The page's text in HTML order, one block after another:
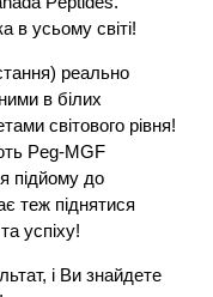
в усьому світі!
реально
в білих
світового рівня!
Peg-MGF
підйому до
теж піднятися
успіху!
і Ви знайдете